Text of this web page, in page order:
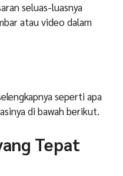
seluas-luasnya
atau video dalam
seperti apa
di bawah berikut.
Tepat